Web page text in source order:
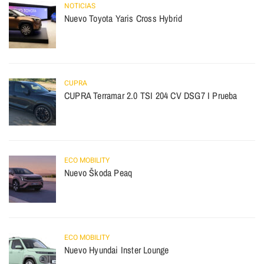
NOTICIAS
Nuevo Toyota Yaris Cross Hybrid
CUPRA
CUPRA Terramar 2.0 TSI 204 CV DSG7 I Prueba
ECO MOBILITY
Nuevo Škoda Peaq
ECO MOBILITY
Nuevo Hyundai Inster Lounge